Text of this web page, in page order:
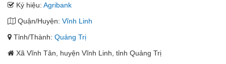
Ký hiệu: Agribank
Quận/Huyện: Vĩnh Linh
Tỉnh/Thành: Quảng Trị
Xã Vĩnh Tân, huyện Vĩnh Linh, tỉnh Quảng Trị